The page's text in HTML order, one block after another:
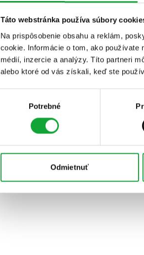
Táto webstránka používa súbory
Na prispôsobenie obsahu a reklám,
cookie. Informácie o tom, ako používate
médií, inzercie a analýzy. Títo partneri
alebo ktoré od vás získali, keď ste
Potrebné
Odmietnuť